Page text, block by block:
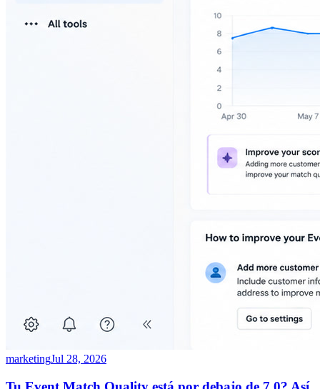
marketingJul 28, 2026